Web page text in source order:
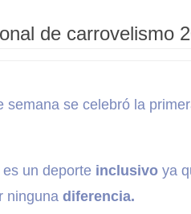
de carrovelismo
semana se celebró la
un deporte inclusivo ya
ninguna diferencia.